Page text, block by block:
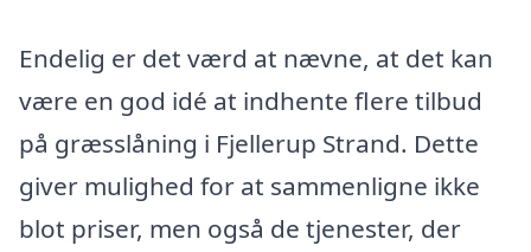
Endelig er det værd at nævne, at det kan
være en god idé at indhente flere tilbud
på græsslåning i Fjellerup Strand. Dette
giver mulighed for at sammenligne ikke
blot priser, men også de tjenester, der